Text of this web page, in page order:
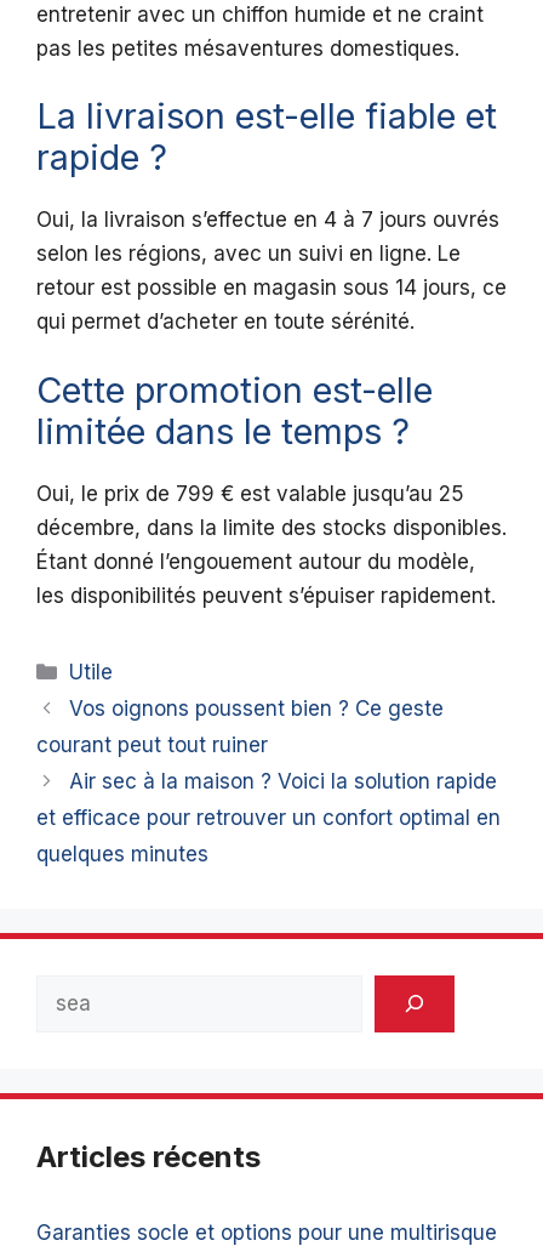
entretenir avec un chiffon humide et ne craint
pas les petites mésaventures domestiques.
La livraison est-elle fiable et
rapide ?
Oui, la livraison s’effectue en 4 à 7 jours ouvrés
selon les régions, avec un suivi en ligne. Le
retour est possible en magasin sous 14 jours, ce
qui permet d’acheter en toute sérénité.
Cette promotion est-elle
limitée dans le temps ?
Oui, le prix de 799 € est valable jusqu’au 25
décembre, dans la limite des stocks disponibles.
Étant donné l’engouement autour du modèle,
les disponibilités peuvent s’épuiser rapidement.
Catégories
Utile
Vos oignons poussent bien ? Ce geste
courant peut tout ruiner
Air sec à la maison ? Voici la solution rapide
et efficace pour retrouver un confort optimal en
quelques minutes
Articles récents
Garanties socle et options pour une multirisque